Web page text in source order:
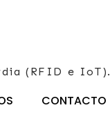
(RFID e IoT).
CONTACTO